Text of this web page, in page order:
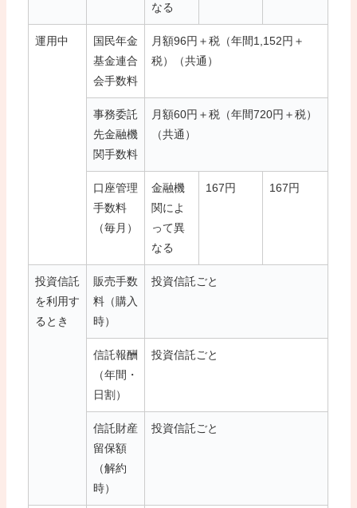
なる
運用中
国民年金
基金連合
会手数料
月額96円＋税（年間1,152円＋
税）（共通）
事務委託
先金融機
関手数料
月額60円＋税（年間720円＋税）
（共通）
口座管理
手数料
（毎月）
金融機
関によ
って異
なる
167円 167円
投資信託
を利用す
るとき
販売手数
料（購入
時）
投資信託ごと
信託報酬
（年間・
日割）
投資信託ごと
信託財産
留保額
（解約
時）
投資信託ごと